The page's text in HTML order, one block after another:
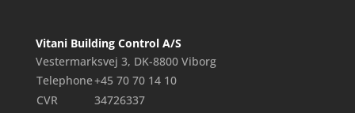
Vitani Building Control A/S
Vestermarksvej 3, DK-8800 Viborg
Telephone+45 70 70 14 10
CVR
34726337